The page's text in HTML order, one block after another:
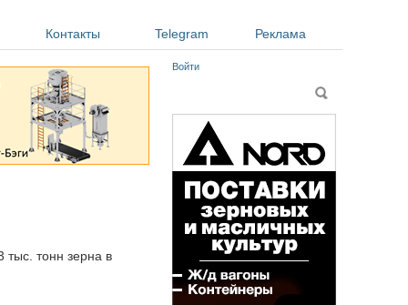
Контакты Telegram Реклама
тыс. тонн зерна в
Войти
Поиск